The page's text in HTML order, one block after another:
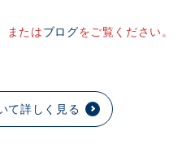
、またはブログをご覧ください。
て詳しく見る